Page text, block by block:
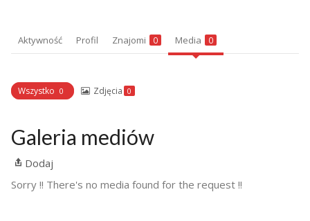
Aktywność Profil Znajomi 0 Media 0
Wszystko 0 Zdjęcia 0
Galeria mediów
Dodaj
Sorry !! There's no media found for the request !!